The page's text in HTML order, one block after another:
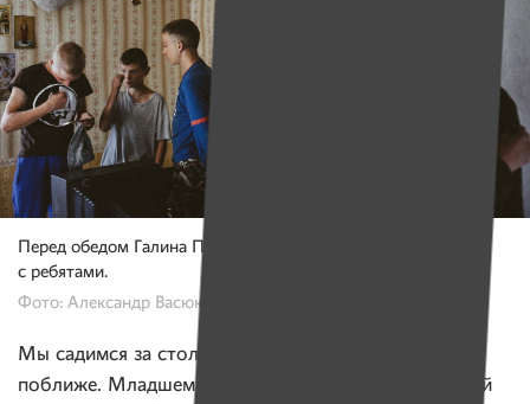
Перед обедом Галина Петровна читает молитву вместе
с ребятами.
Фото: Александр Васюкович, Имена
Мы садимся за стол и знакомимся с ребятами
поближе. Младшему Вовочке — 11. Он любопытный